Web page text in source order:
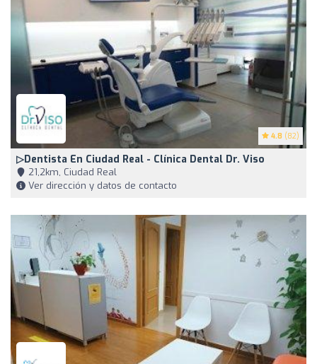
4.8 (82)
▷Dentista En Ciudad Real - Clínica Dental Dr. Viso
21,2km, Ciudad Real
Ver dirección y datos de contacto